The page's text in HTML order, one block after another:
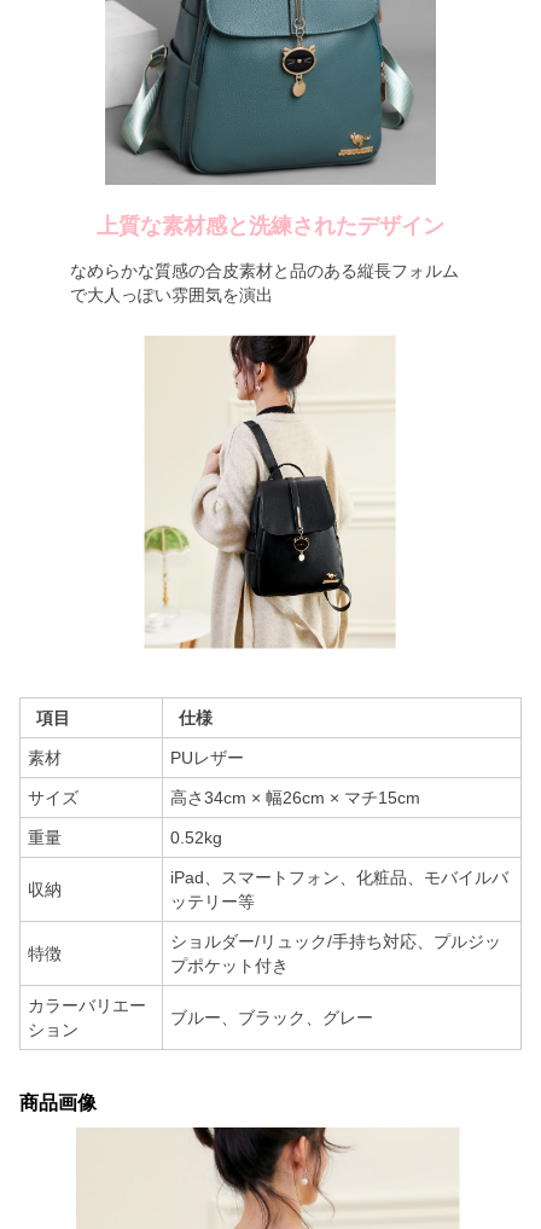
上質な素材感と洗練されたデザイン
なめらかな質感の合皮素材と品のある縦長フォルム
で大人っぽい雰囲気を演出
項目 仕様
素材 PUレザー
サイズ 高さ34cm × 幅26cm × マチ15cm
重量 0.52kg
収納
iPad、スマートフォン、化粧品、モバイルバ
ッテリー等
特徴
ショルダー/リュック/手持ち対応、プルジッ
プポケット付き
カラーバリエー
ション
ブルー、ブラック、グレー
商品画像